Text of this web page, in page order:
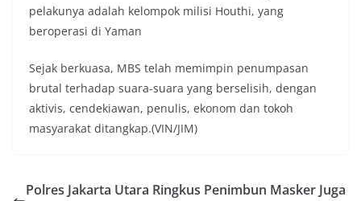
pelakunya adalah kelompok milisi Houthi, yang
beroperasi di Yaman
Sejak berkuasa, MBS telah memimpin penumpasan
brutal terhadap suara-suara yang berselisih, dengan
aktivis, cendekiawan, penulis, ekonom dan tokoh
masyarakat ditangkap.(VIN/JIM)
Polres Jakarta Utara Ringkus Penimbun Masker Juga